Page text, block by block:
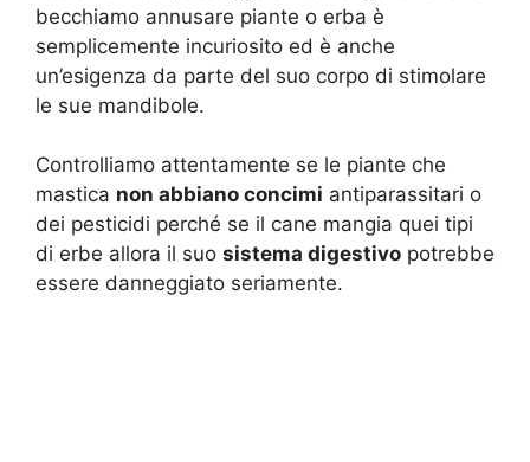
becchiamo annusare piante o erba è
semplicemente incuriosito ed è anche
un’esigenza da parte del suo corpo di stimolare
le sue mandibole.
Controlliamo attentamente se le piante che
mastica non abbiano concimi antiparassitari o
dei pesticidi perché se il cane mangia quei tipi
di erbe allora il suo sistema digestivo potrebbe
essere danneggiato seriamente.